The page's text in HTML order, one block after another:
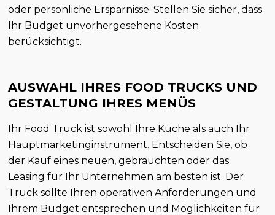
oder persönliche Ersparnisse. Stellen Sie sicher, dass
Ihr Budget unvorhergesehene Kosten
berücksichtigt.
AUSWAHL IHRES FOOD TRUCKS UND
GESTALTUNG IHRES MENÜS
Ihr Food Truck ist sowohl Ihre Küche als auch Ihr
Hauptmarketinginstrument. Entscheiden Sie, ob
der Kauf eines neuen, gebrauchten oder das
Leasing für Ihr Unternehmen am besten ist. Der
Truck sollte Ihren operativen Anforderungen und
Ihrem Budget entsprechen und Möglichkeiten für